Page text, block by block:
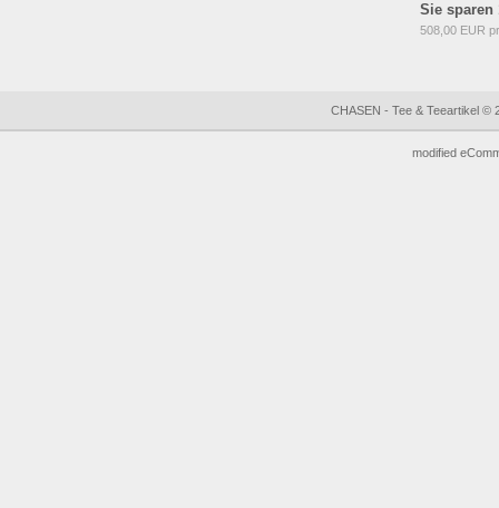
Sie sparen
508,00 EUR
CHASEN - Tee & Teeartikel ©
modified